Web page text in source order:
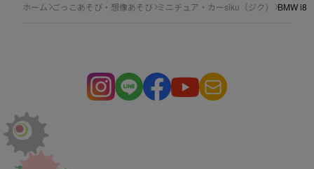
ホーム ごっこあそび・想像あそび ミニチュア・カーsiku（ジク） BMW i8